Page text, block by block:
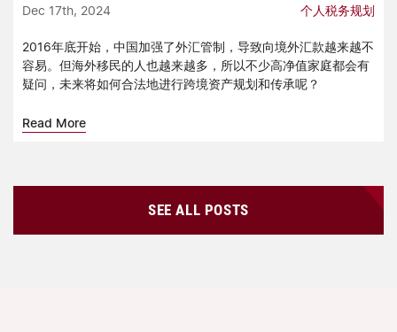
Dec 17th, 2024 个人税务规划
2016年底开始，中国加强了外汇管制，导致向境外汇款越来越不
容易。但海外移民的人也越来越多，所以不少高净值家庭都会有
疑问，未来将如何合法地进行跨境资产规划和传承呢？
Read More
SEE ALL POSTS